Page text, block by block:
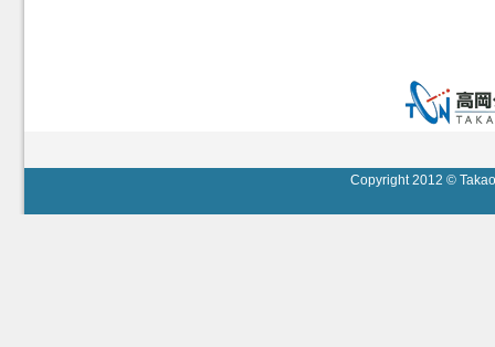
Copyright 2012 ©